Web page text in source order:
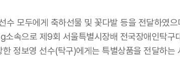
수 모두에게 축하선물 및 꽃다발 등을 전달하였으
소속으로 제9회 서울특별시장배 전국장애인탁구
정보영 선수(탁구)에게는 특별상품을 전달하는